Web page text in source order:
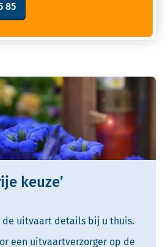
85
keuze’
de uitvaart details bij u thuis.
een uitvaartverzorger op de